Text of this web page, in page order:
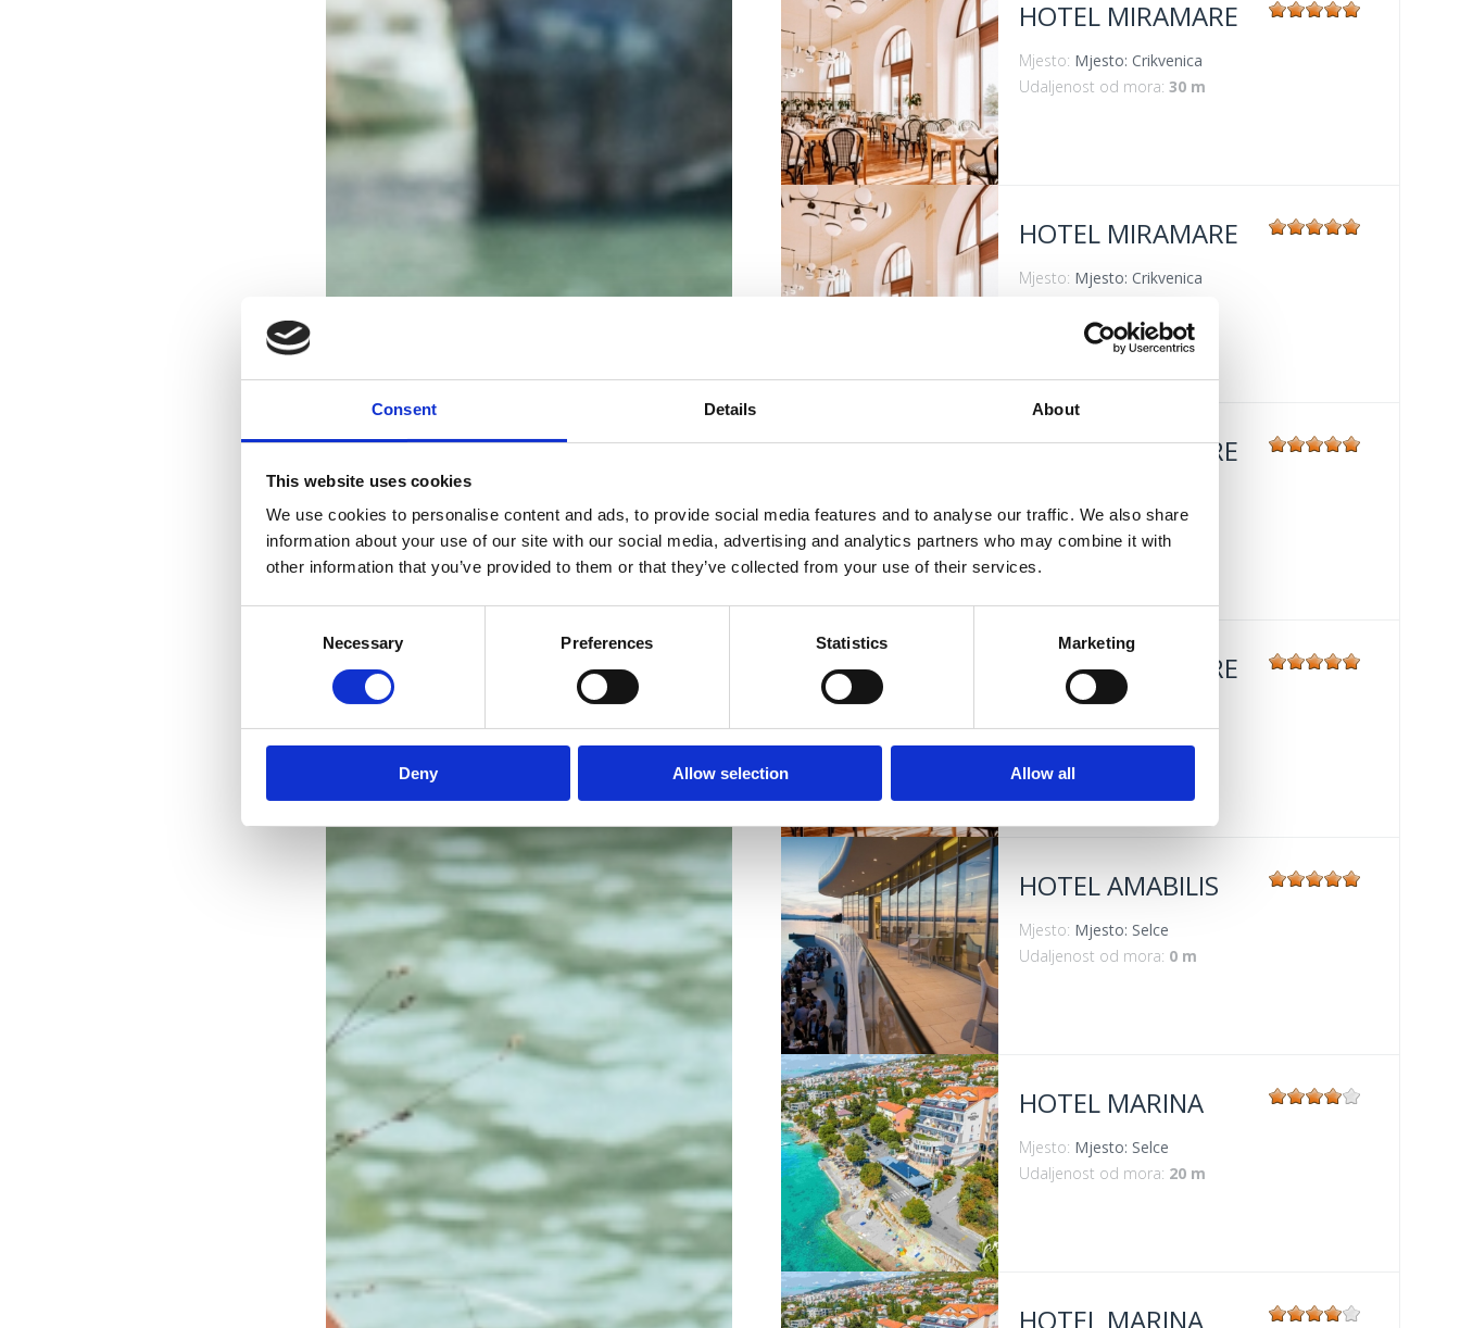
Consent Details About
This website uses cookies
We use cookies to personalise content and ads, to provide social media features and to analyse our traffic. We also share
information about your use of our site with our social media, advertising and analytics partners who may combine it with
other information that you’ve provided to them or that they’ve collected from your use of their services.
Necessary Preferences Statistics Marketing
Deny Allow selection Allow all
HOTEL MIRAMARE
Mjesto: Mjesto: Crikvenica
Udaljenost od mora: 30 m
HOTEL MIRAMARE
Mjesto: Mjesto: Crikvenica
VIŠE INFORMACIJA
HOTEL MIRAMARE
Udaljenost od mora:30 m
VIŠE INFORMACIJA
HOTEL MIRAMARE
VIŠE INFORMACIJA
HOTEL AMABILIS
Mjesto: Mjesto: Selce
Udaljenost od mora: 0 m
VIŠE INFORMACIJA
HOTEL MARINA
Mjesto: Mjesto: Selce
Udaljenost od mora: 20 m
HOTEL MARINA